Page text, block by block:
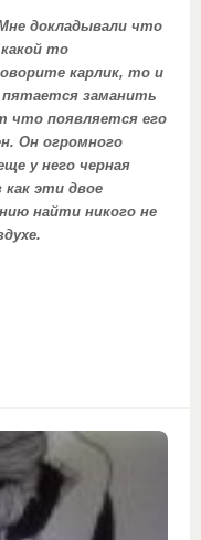
докладывали что
то
карлик, то и
пятается заманить
что появляется его
Он огромного
у него черная
как эти двое
найти никого не